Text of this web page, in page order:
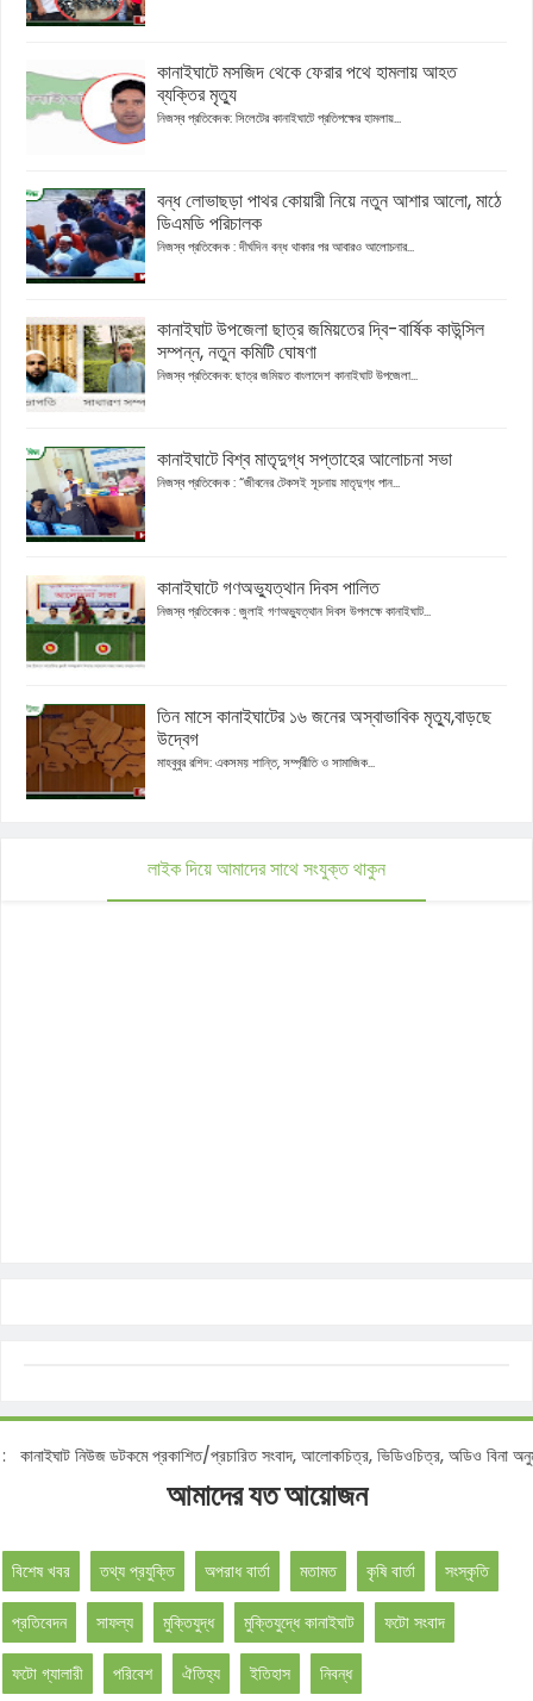
কানাইঘাটে মসজিদ থেকে ফেরার পথে হামলায় আহত
ব্যক্তির মৃত্যু
নিজস্ব প্রতিবেদক: সিলেটের কানাইঘাটে প্রতিপক্ষের হামলায়...
বন্ধ লোভাছড়া পাথর কোয়ারী নিয়ে নতুন আশার আলো, মাঠে
ডিএমডি পরিচালক
নিজস্ব প্রতিবেদক : দীর্ঘদিন বন্ধ থাকার পর আবারও আলোচনার...
কানাইঘাট উপজেলা ছাত্র জমিয়তের দ্বি-বার্ষিক কাউন্সিল
সম্পন্ন, নতুন কমিটি ঘোষণা
নিজস্ব প্রতিবেদক: ছাত্র জমিয়ত বাংলাদেশ কানাইঘাট উপজেলা...
কানাইঘাটে বিশ্ব মাতৃদুগ্ধ সপ্তাহের আলোচনা সভা
নিজস্ব প্রতিবেদক : “জীবনের টেকসই সূচনায় মাতৃদুগ্ধ পান...
কানাইঘাটে গণঅভ্যুত্থান দিবস পালিত
নিজস্ব প্রতিবেদক : জুলাই গণঅভ্যুত্থান দিবস উপলক্ষে কানাইঘাট...
তিন মাসে কানাইঘাটের ১৬ জনের অস্বাভাবিক মৃত্যু,বাড়ছে
উদ্বেগ
মাহবুবুর রশিদ: একসময় শান্তি, সম্প্রীতি ও সামাজিক...
লাইক দিয়ে আমাদের সাথে সংযুক্ত থাকুন
:কানাইঘাট নিউজ ডটকমে প্রকাশিত/প্রচারিত সংবাদ, আলোকচিত্র, ভিডিওচিত্র, অডিও
আমাদের যত আয়োজন
বিশেষ খবর তথ্য প্রযুক্তি অপরাধ বার্তা মতামত কৃষি বার্তা সংস্কৃতি
প্রতিবেদন সাফল্য মুক্তিযুদ্ধ মুক্তিযুদ্ধে কানাইঘাট ফটো সংবাদ
ফটো গ্যালারী পরিবেশ ঐতিহ্য ইতিহাস নিবন্ধ